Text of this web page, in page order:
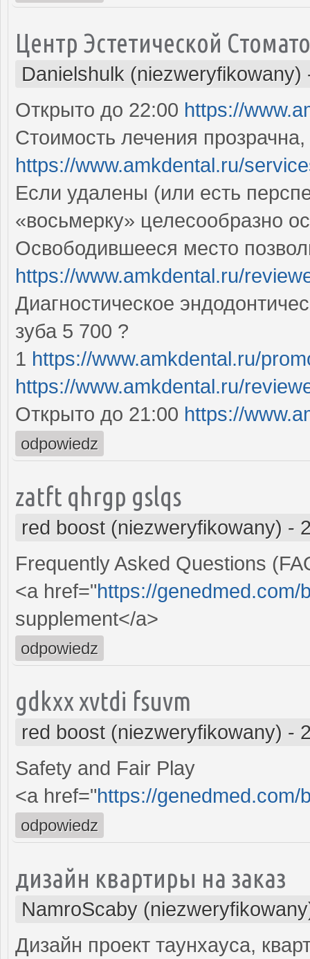
Центр Эстетической
Danielshulk (niezweryfikowany)
Открыто до 22:00 https://
Стоимость лечения
https://www.amkdental.ru/
Если удалены (или есть
«восьмерку» целесообразно
Освободившееся место
https://www.amkdental.ru/
Диагностическое
зуба 5 700 ?
1 https://www.amkdental.ru/
https://www.amkdental.ru/
Открыто до 21:00 https://
odpowiedz
zatft qhrgp gslqs
red boost (niezweryfikowany) -
Frequently Asked Questions
<a href="https://genedmed.com/
supplement</a>
odpowiedz
gdkxx xvtdi fsuvm
red boost (niezweryfikowany) -
Safety and Fair Play
<a href="https://genedmed.com/
odpowiedz
дизайн квартиры на заказ
NamroScaby
Дизайн проект таунхауса,